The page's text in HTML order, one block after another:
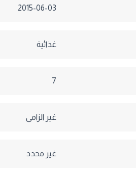
2015-06-03
غذائية
7
غير الزامى
غير محدد